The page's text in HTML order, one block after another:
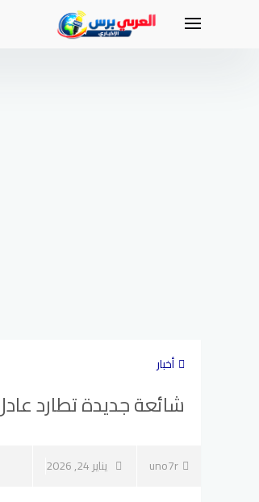
أخبار
شائعة جديدة تطارد
uno7r يناير 24, 2026